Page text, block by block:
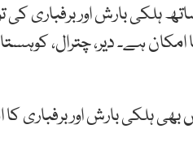
ہلکی بارش اور برفباری کی
ہے۔ دیر، چترال،
بھی ہلکی بارش اور برفباری